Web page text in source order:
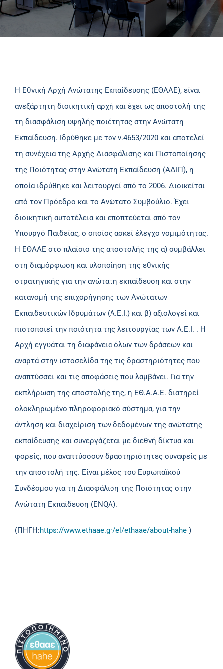
Η Εθνική Αρχή Ανώτατης Εκπαίδευσης (ΕΘΑΑΕ), είναι
ανεξάρτητη διοικητική αρχή και έχει ως αποστολή της
τη διασφάλιση υψηλής ποιότητας στην Ανώτατη
Εκπαίδευση. Ιδρύθηκε με τον ν.4653/2020 και αποτελεί
τη συνέχεια της Αρχής Διασφάλισης και Πιστοποίησης
της Ποιότητας στην Ανώτατη Εκπαίδευση (ΑΔΙΠ), η
οποία ιδρύθηκε και λειτουργεί από το 2006. Διοικείται
από τον Πρόεδρο και το Ανώτατο Συμβούλιο. Έχει
διοικητική αυτοτέλεια και εποπτεύεται από τον
Υπουργό Παιδείας, ο οποίος ασκεί έλεγχο νομιμότητας.
Η ΕΘΑΑΕ στο πλαίσιο της αποστολής της α) συμβάλλει
στη διαμόρφωση και υλοποίηση της εθνικής
στρατηγικής για την ανώτατη εκπαίδευση και στην
κατανομή της επιχορήγησης των Ανώτατων
Εκπαιδευτικών Ιδρυμάτων (Α.Ε.Ι.) και β) αξιολογεί και
πιστοποιεί την ποιότητα της λειτουργίας των Α.Ε.Ι. . Η
Αρχή εγγυάται τη διαφάνεια όλων των δράσεων και
αναρτά στην ιστοσελίδα της τις δραστηριότητες που
αναπτύσσει και τις αποφάσεις που λαμβάνει. Για την
εκπλήρωση της αποστολής της, η ΕΘ.Α.Α.Ε. διατηρεί
ολοκληρωμένο πληροφοριακό σύστημα, για την
άντληση και διαχείριση των δεδομένων της ανώτατης
εκπαίδευσης και συνεργάζεται με διεθνή δίκτυα και
φορείς, που αναπτύσσουν δραστηριότητες συναφείς με
την αποστολή της. Είναι μέλος του Ευρωπαϊκού
Συνδέσμου για τη Διασφάλιση της Ποιότητας στην
Ανώτατη Εκπαίδευση (ENQA).
(ΠΗΓΗ:https://www.ethaae.gr/el/ethaae/about-hahe )